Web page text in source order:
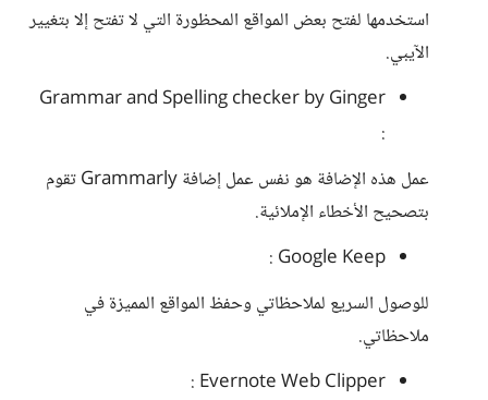
استخدمها لفتح بعض المواقع المحظورة التي لا تفتح إلا بتغيير
الآيبي.
Grammar and Spelling checker by Ginger
:
عمل هذه الإضافة هو نفس عمل إضافة Grammarly تقوم
بتصحيح الأخطاء الإملائية.
Google Keep :
للوصول السريع لملاحظاتي وحفظ المواقع المميزة في
ملاحظاتي.
Evernote Web Clipper :